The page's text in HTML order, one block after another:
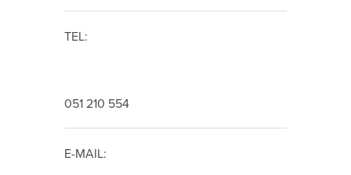
TEL:
051 210 554
E-MAIL: